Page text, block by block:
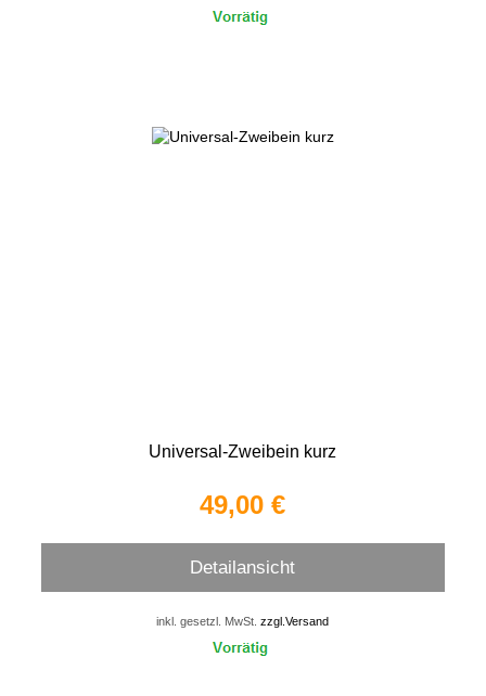
Universal-Zweibein kurz
49,00 €
Detailansicht
inkl. gesetzl. MwSt.zzgl.Versand